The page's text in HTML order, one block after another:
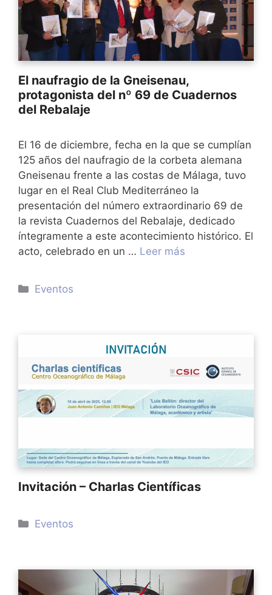
El naufragio de la Gneisenau,
protagonista del nº 69 de Cuadernos
del Rebalaje
El 16 de diciembre, fecha en la que se cumplían
125 años del naufragio de la corbeta alemana
Gneisenau frente a las costas de Málaga, tuvo
lugar en el Real Club Mediterráneo la
presentación del número extraordinario 69 de
la revista Cuadernos del Rebalaje, dedicado
íntegramente a este acontecimiento histórico. El
acto, celebrado en un … Leer más
Categorías
Eventos
Invitación – Charlas Científicas
Categorías
Eventos